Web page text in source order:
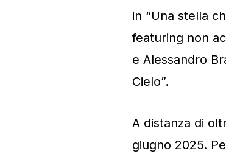
in “Una stella
featuring non
e Alessandro
Cielo”.
A distanza di
giugno 2025.